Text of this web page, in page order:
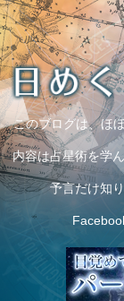
このブログは、ほ
内容は占星術を学
予言だけ知